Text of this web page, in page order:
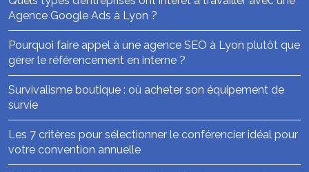
Agence Google Ads à Lyon ?
Pourquoi faire appel à une agence SEO à Lyon plutôt que
gérer le référencement en interne ?
Survivalisme boutique : où acheter son équipement de
survie
Les 7 critères pour sélectionner le conférencier idéal pour
votre convention annuelle